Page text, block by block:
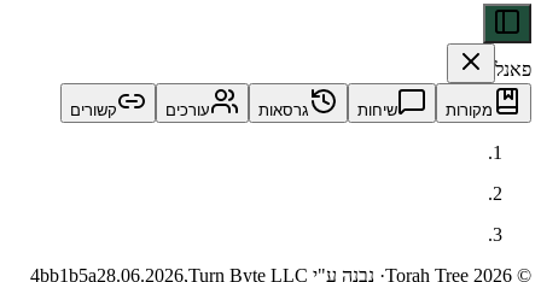
שיחות גרסאות עורכים קשורים
· נבנה ע"י Turn Byte LLC 4bb1b5a28.06.2026,